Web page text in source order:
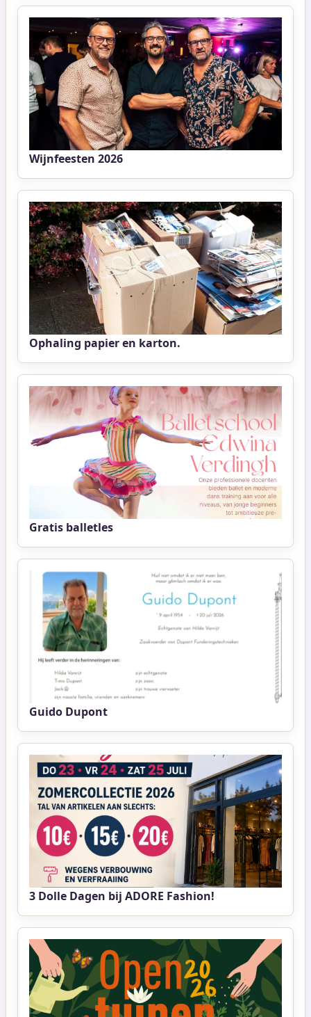
Wijnfeesten 2026
Ophaling papier en karton.
Gratis balletles
Guido Dupont
3 Dolle Dagen bij ADORE Fashion!